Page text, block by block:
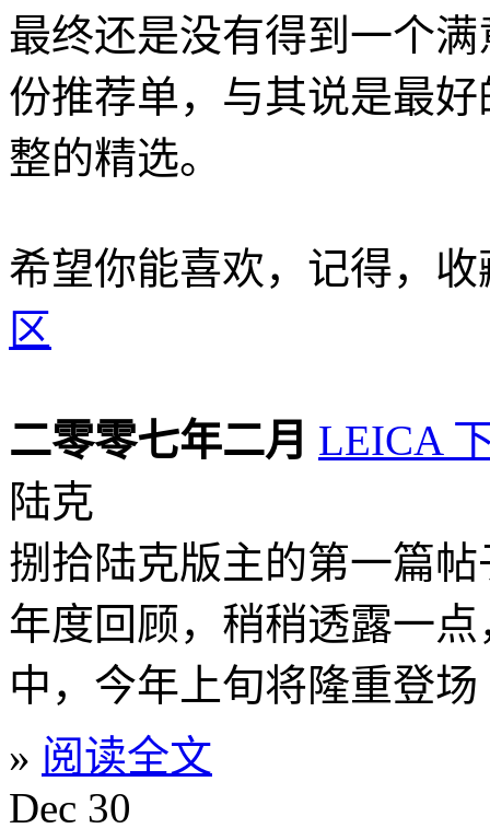
最终还是没有得到一个
份推荐单，与其说是最
整的精选。
希望你能喜欢，记得，
区
二零零七年二月 LEICA
陆克
捌拾陆克版主的第一篇
年度回顾，稍稍透露一
中，今年上旬将隆重登场
» 阅读全文
Dec 30